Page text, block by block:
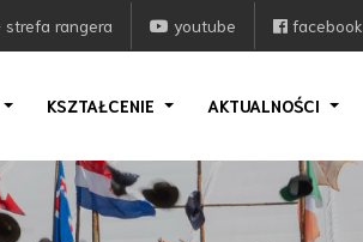
strefa rangera youtube facebook
KSZTAŁCENIE AKTUALNOŚCI